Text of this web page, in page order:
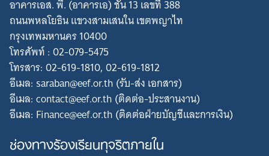
อาคารเอส. พี. (อาคารเอ) ชั้น 13 เลขที่ 388
ถนนพหลโยธิน แขวงสามเสนใน เขตพญาไท
กรุงเทพมหานคร 10400
โทรศัพท์ : 02-079-5475
โทรสาร: 02-619-1810, 02-619-1812
อีเมล: saraban@eef.or.th (รับ-ส่ง เอกสาร)
อีเมล: contact@eef.or.th (ติดต่อ-ประสานงาน)
อีเมล: Finance@eef.or.th (ติดต่อฝ่ายบัญชีและการเงิน)
ช่องทางร้องเรียนทุจริตภายใน